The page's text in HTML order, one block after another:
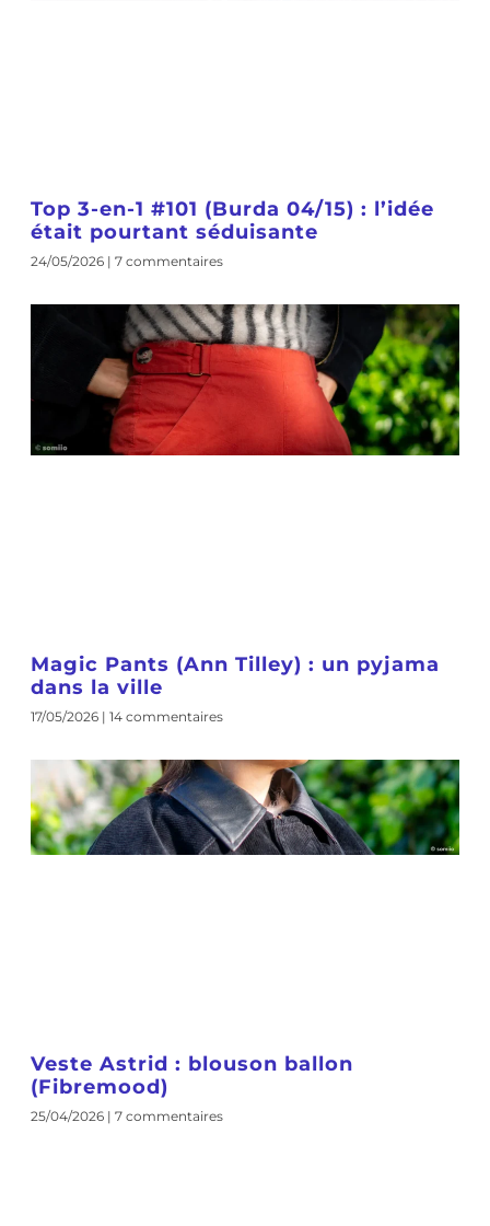
Top 3-en-1 #101 (Burda 04/15) : l’idée
était pourtant séduisante
24/05/2026 7 commentaires
Magic Pants (Ann Tilley) : un pyjama
dans la ville
17/05/2026 14 commentaires
Veste Astrid : blouson ballon
(Fibremood)
25/04/2026 7 commentaires